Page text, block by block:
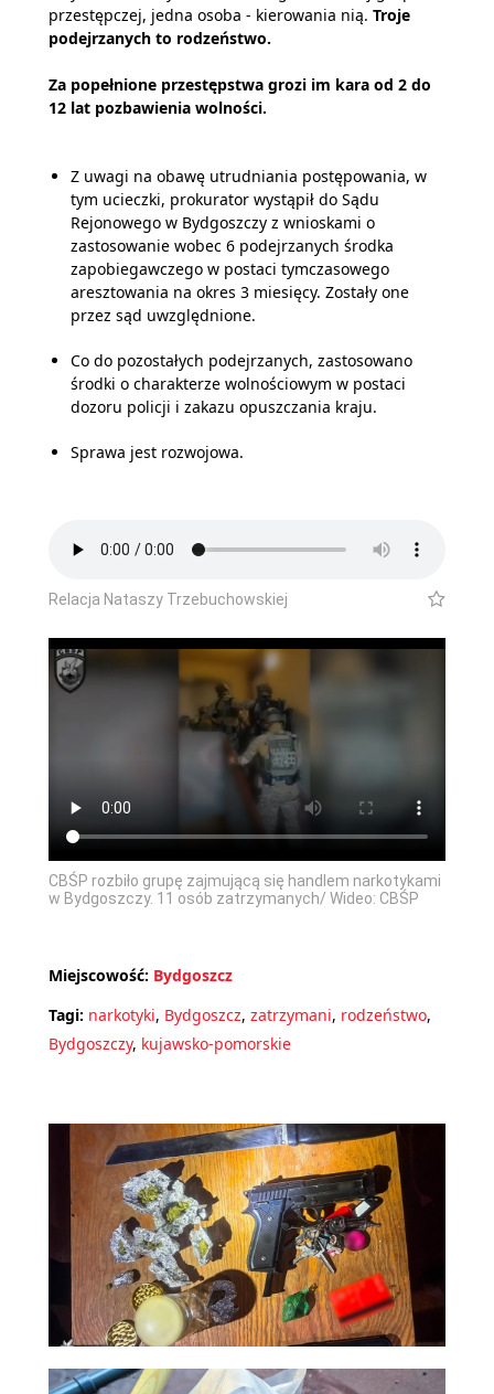
przestępczej, jedna osoba - kierowania nią. Troje
podejrzanych to rodzeństwo.
Za popełnione przestępstwa grozi im kara od 2 do
12 lat pozbawienia wolności.
Z uwagi na obawę utrudniania postępowania, w
tym ucieczki, prokurator wystąpił do Sądu
Rejonowego w Bydgoszczy z wnioskami o
zastosowanie wobec 6 podejrzanych środka
zapobiegawczego w postaci tymczasowego
aresztowania na okres 3 miesięcy. Zostały one
przez sąd uwzględnione.
Co do pozostałych podejrzanych, zastosowano
środki o charakterze wolnościowym w postaci
dozoru policji i zakazu opuszczania kraju.
Sprawa jest rozwojowa.
Relacja Nataszy Trzebuchowskiej
CBŚP rozbiło grupę zajmującą się handlem narkotykami
w Bydgoszczy. 11 osób zatrzymanych/ Wideo: CBŚP
Miejscowość: Bydgoszcz
Tagi: narkotyki, Bydgoszcz, zatrzymani, rodzeństwo,
Bydgoszczy, kujawsko-pomorskie